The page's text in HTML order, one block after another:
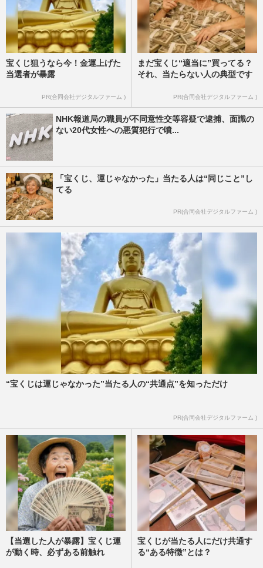
宝くじ狙うなら今！金運上げた
当選者が暴露
PR(合同会社デジタルファーム )
まだ宝くじ“適当に”買ってる？
それ、当たらない人の典型です
PR(合同会社デジタルファーム )
NHK報道局の職員が不同意性交等容疑で逮捕、面識の
ない20代女性への悪質犯行で噴...
「宝くじ、運じゃなかった」当たる人は“同じこと”し
てる
PR(合同会社デジタルファーム )
“宝くじは運じゃなかった”当たる人の“共通点”を知っただけ
PR(合同会社デジタルファーム )
【当選した人が暴露】宝くじ運
が動く時、必ずある前触れ
宝くじが当たる人にだけ共通す
る“ある特徴”とは？